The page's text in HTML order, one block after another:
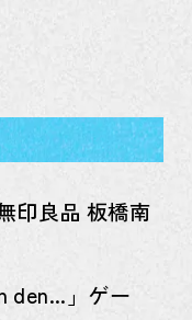
印良品 板橋南
den...」ゲー